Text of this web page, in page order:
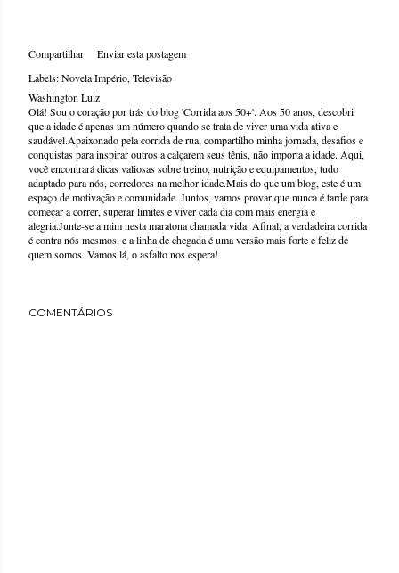
Compartilhar
Enviar esta postagem
Labels:Novela Império Televisão
Washington Luiz
Olá! Sou o coração por trás do blog 'Corrida aos 50+'. Aos 50 anos, descobri
que a idade é apenas um número quando se trata de viver uma vida ativa e
saudável.Apaixonado pela corrida de rua, compartilho minha jornada, desafios e
conquistas para inspirar outros a calçarem seus tênis, não importa a idade. Aqui,
você encontrará dicas valiosas sobre treino, nutrição e equipamentos, tudo
adaptado para nós, corredores na melhor idade.Mais do que um blog, este é um
espaço de motivação e comunidade. Juntos, vamos provar que nunca é tarde para
começar a correr, superar limites e viver cada dia com mais energia e
alegria.Junte-se a mim nesta maratona chamada vida. Afinal, a verdadeira corrida
é contra nós mesmos, e a linha de chegada é uma versão mais forte e feliz de
quem somos. Vamos lá, o asfalto nos espera!
COMENTÁRIOS